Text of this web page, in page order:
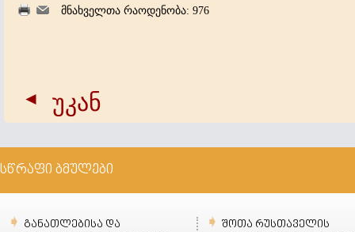
მნახველთა რაოდენობა: 976
უკან
სწრაფი ბმულები
განათლებისა და
შოთა რუსთაველის